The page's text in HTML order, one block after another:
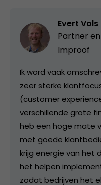
Evert Vols
Partner
Improof
Ik word vaak
zeer sterke
(customer
verschillende grote
heb een hoge mate
met goede
krijg energie van het
het helpen
zodat bedrijven het